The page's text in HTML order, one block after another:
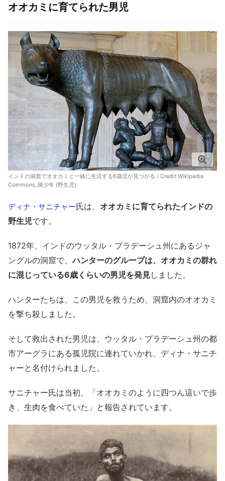
オオカミに育てられた男児
インドの洞窟でオオカミと一緒に生活する6歳児が見つかる / Credit:Wikipedia
Commons_狼少年 (野生児)
ディナ・サニチャー氏は、 オオカミに育てられたインドの
野生児です。
1872年、インドのウッタル・プラデーシュ州にあるジャ
ングルの洞窟で、ハンターのグループは、オオカミの群れ
に混じっている6歳くらいの男児を発見しました。
ハンターたちは、この男児を救うため、洞窟内のオオカミ
を撃ち殺しました。
そして救出された男児は、ウッタル・プラデーシュ州の都
市アーグラにある孤児院に連れていかれ、ディナ・サニチ
ャーと名付けられました。
サニチャー氏は当初、「オオカミのように四つん這いで歩
き、生肉を食べていた」と報告されています。